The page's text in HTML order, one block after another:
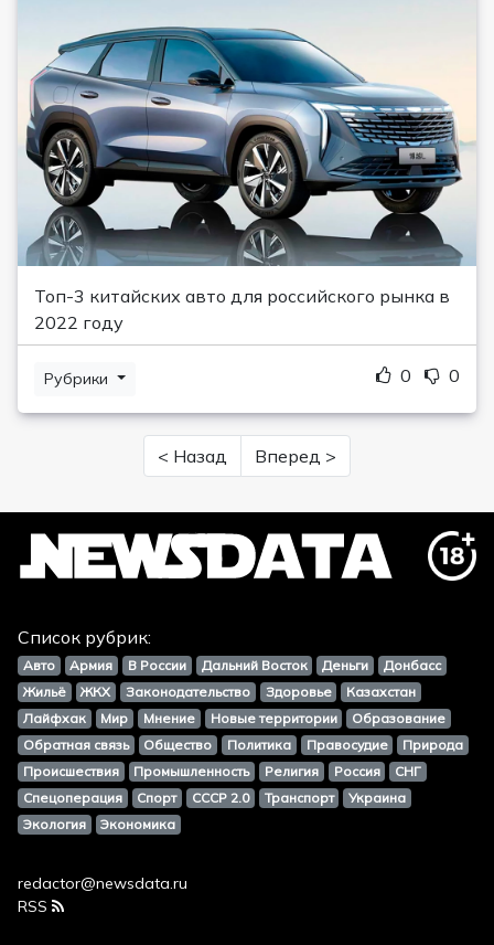
Топ-3 китайских авто для российского рынка в
2022 году
Рубрики 0 0
< Назад Вперед >
Список рубрик:
Авто Армия В России Дальний Восток Деньги
Донбасс
Жильё
ЖКХ Законодательство Здоровье
Казахстан
Лайфхак
Мир Мнение Новые территории
Образование
Обратная связь
Общество Политика Правосудие
Природа
Происшествия
Промышленность Религия Россия
СНГ
Спецоперация
Спорт СССР 2.0 Транспорт
Украина
Экология
Экономика
redactor@newsdata.ru
RSS